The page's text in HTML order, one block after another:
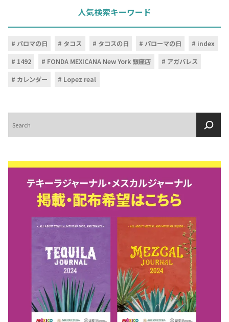
人気検索キーワード
パロマの日 タコス タコスの日 パローマの日
index
1492
FONDA MEXICANA New York 銀座店
アガバレス
カレンダー
Lopez real
索